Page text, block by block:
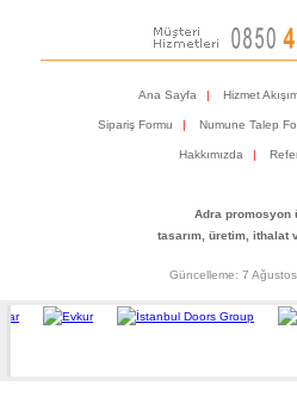
Ana Sayfa Hizmet
Sipariş Formu Numune Talep
Hakkımızda
Adra promosyon
tasarım, üretim, ithalat
Güncelleme: 7